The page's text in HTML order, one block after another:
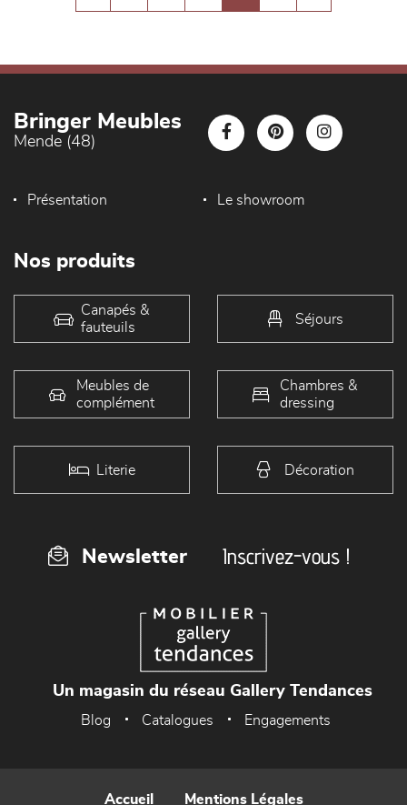
Bringer Meubles
Mende (48)
Présentation Le showroom
Nos produits
Canapés &
fauteuils
Séjours
Meubles de
complément
Chambres &
dressing
Literie Décoration
Newsletter Inscrivez-vous !
Un magasin du réseau Gallery Tendances
Blog Catalogues Engagements
Accueil Mentions Légales